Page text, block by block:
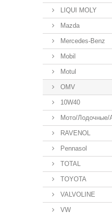
LIQUI MOLY
Mazda
Mercedes-Benz
Mobil
Motul
OMV
10W40
Мото/Лодочные/
RAVENOL
Pennasol
TOTAL
TOYOTA
VALVOLINE
VW